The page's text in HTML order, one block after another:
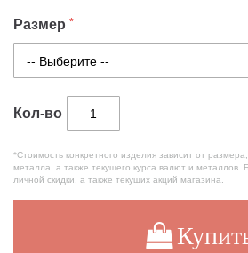
Размер
Кол-во
*Стоимость конкретного изделия зависит от
металла, а также текущего курса валют и металлов.
личной скидки, а также текущих акций магазина.